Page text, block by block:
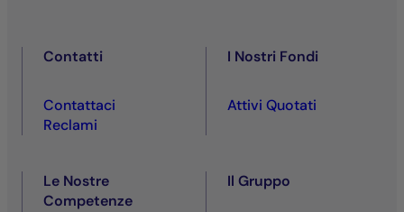
Contatti
Contattaci
Reclami
I Nostri Fondi
Attivi Quotati
Le Nostre
Competenze
Il Gruppo